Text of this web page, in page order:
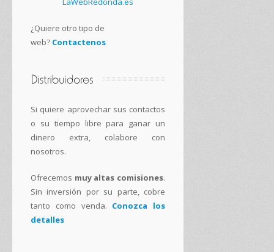
¿Quiere otro tipo de
web? Contactenos
Si quiere aprovechar sus contactos
o su tiempo libre para ganar un
dinero extra, colabore con
nosotros.
Ofrecemos muy altas comisiones.
Sin inversión por su parte, cobre
tanto como venda. Conozca los
detalles